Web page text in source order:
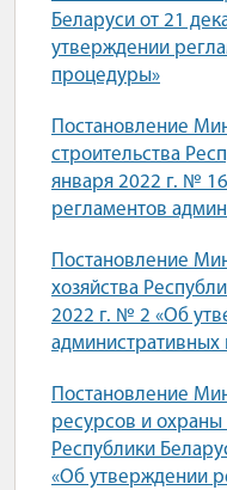
Беларуси от 21
утверждении
процедуры»
Постановление
строительства
января 2022 г. №
регламентов
Постановление
хозяйства
2022 г. № 2 «Об
административных
Постановление
ресурсов и
Республики
«Об утверждении